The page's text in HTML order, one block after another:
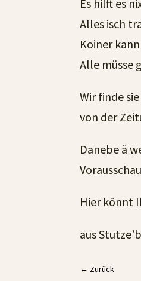
Es hilft es
Alles isch
Koiner
Alle müsse
Wir finde
von der
Danebe ä
Hier könnt
aus
← Zurück